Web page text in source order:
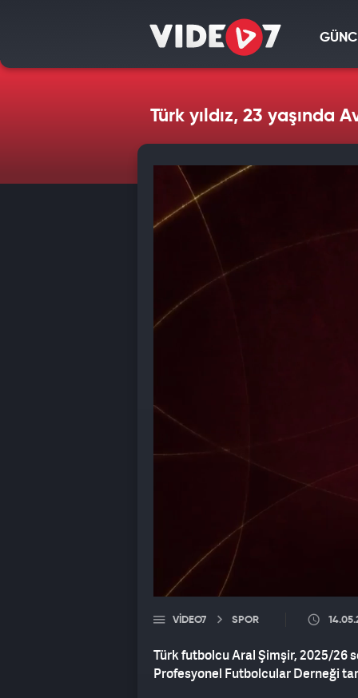
Türk yıldız, 23 yaşında
VIDEO7 SPOR
Türk futbolcu Aral Şimşir, 2025/26
Profesyonel Futbolcular Derneği